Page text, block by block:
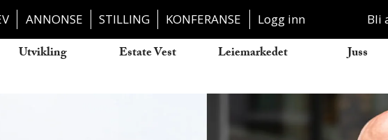
ANNONSE STILLING KONFERANSE Logg inn Bli
Utvikling Estate Vest Leiemarkedet Juss